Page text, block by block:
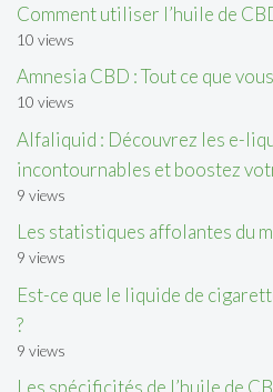
Comment utiliser l’huile de
10 views
Amnesia CBD : Tout ce que
10 views
Alfaliquid : Découvrez les e-
incontournables et boostez
9 views
Les statistiques affolantes du
9 views
Est-ce que le liquide de
?
9 views
Les spécificités de l’huile de